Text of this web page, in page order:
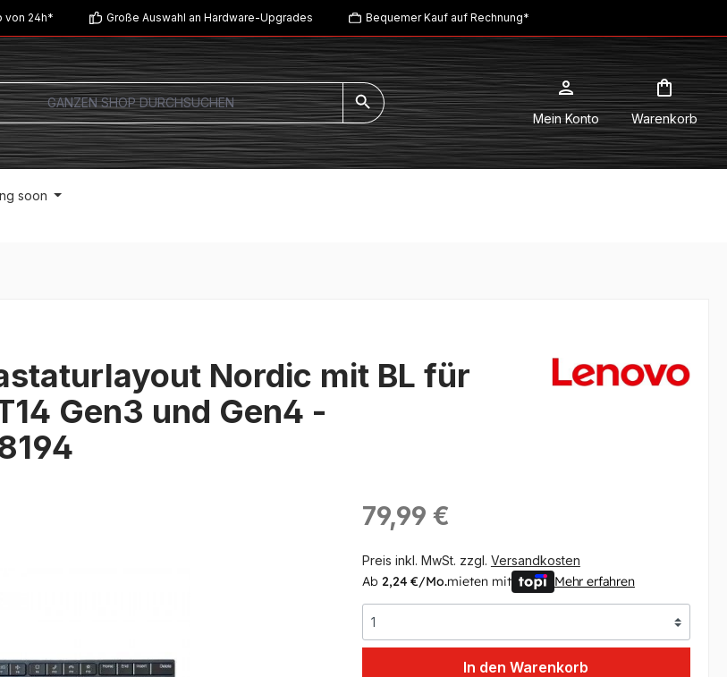
von 24h* Große Auswahl an Hardware-Upgrades Bequemer Kauf auf Rechnung*
Mein Konto Warenkorb
soon
Nordic mit BL für
Gen3 und Gen4 -
Regulärer Preis:
79,99 €
Preis inkl. MwSt. zzgl. Versandkosten
Ab 2,24 €/Mo.mieten mit Mehr erfahren
In den Warenkorb